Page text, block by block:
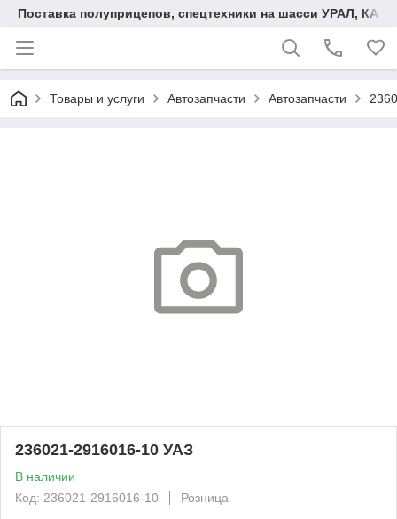
Поставка полуприцепов, спецтехники на шасси УРАЛ,
Товары и услуги Автозапчасти Автозапчасти
236021-2916016-10 УАЗ
В наличии
Код: 236021-2916016-10
Розница